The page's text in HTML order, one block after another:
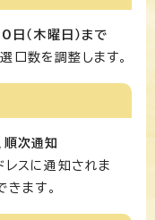
（木曜日）まで
口数を調整します。
順次通知
スに通知されま
ます。